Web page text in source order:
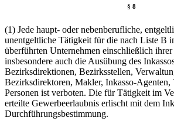
§ 8
(1) Jede haupt- oder nebenberufliche,
unentgeltliche Tätigkeit für die nach Liste B
überführten Unternehmen einschließlich ihrer
insbesondere auch die Ausübung des
Bezirksdirektionen, Bezirksstellen,
Bezirksdirektoren, Makler, Inkasso-Agenten,
Personen ist verboten. Die für Tätigkeit im
erteilte Gewerbeerlaubnis erlischt mit dem
Durchführungsbestimmung.